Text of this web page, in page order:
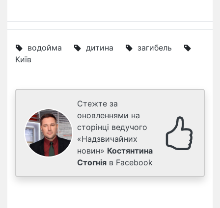
водойма дитина
загибель
Київ
Стежте за
оновленнями на
сторінці ведучого
«Надзвичайних
новин» Костянтина
Стогнія в Facebook